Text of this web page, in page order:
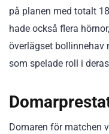
på planen med totalt
hade också flera
överlägset bollinnehav
som spelade roll i
Domaren för matchen